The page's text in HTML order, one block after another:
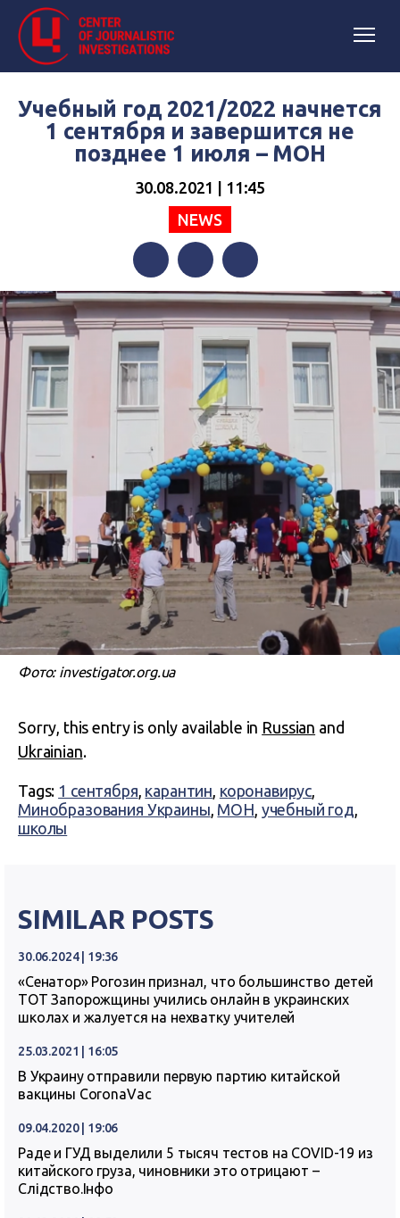
Учебный год 2021/2022 начнется
1 сентября и завершится не
позднее 1 июля – МОН
30.08.2021 | 11:45
NEWS
FacebookTwitterTelegram
Фото: investigator.org.ua
Sorry, this entry is only available in Russian and
Ukrainian.
Tags: 1 сентября, карантин, коронавирус,
Минобразования Украины, МОН, учебный год,
школы
SIMILAR POSTS
30.06.2024 | 19:36
«Сенатор» Рогозин признал, что большинство детей
ТОТ Запорожщины учились онлайн в украинских
школах и жалуется на нехватку учителей
25.03.2021 | 16:05
В Украину отправили первую партию китайской
вакцины CoronaVac
09.04.2020 | 19:06
Раде и ГУД выделили 5 тысяч тестов на COVID-19 из
китайского груза, чиновники это отрицают –
Слідство.Інфо